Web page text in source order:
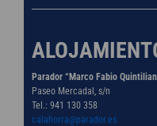
Parador “Marco Fabio
Paseo Mercadal, s/n
Tel.: 941 130 358
calahorra@parador.es